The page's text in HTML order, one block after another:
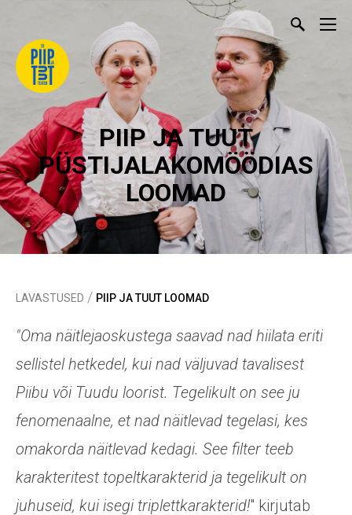
PIIP JA TUUT
PÜSTIJALAKOMÖÖDIAS
LOOMAD
LAVASTUSED / PIIP JA TUUT LOOMAD
"Oma näitlejaoskustega saavad nad hiilata eriti
sellistel hetkedel, kui nad väljuvad tavalisest
Piibu või Tuudu loorist. Tegelikult on see ju
fenomenaalne, et nad näitlevad tegelasi, kes
omakorda näitlevad kedagi. See filter teeb
karakteritest topeltkarakterid ja tegelikult on
juhuseid, kui isegi triplettkarakterid!" kirjutab